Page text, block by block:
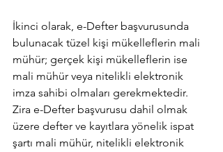
İkinci olarak, e-Defter başvurusunda
bulunacak tüzel kişi mükelleflerin mali
mühür; gerçek kişi mükelleflerin ise
mali mühür veya nitelikli elektronik
imza sahibi olmaları gerekmektedir.
Zira e-Defter başvurusu dahil olmak
üzere defter ve kayıtlara yönelik ispat
şartı mali mühür, nitelikli elektronik